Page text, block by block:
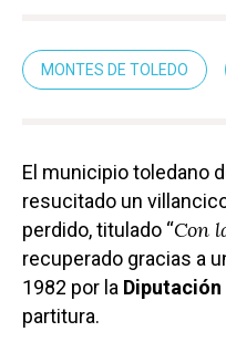
MONTES DE TOLEDO
El municipio toledano
resucitado un
perdido, titulado “Con
recuperado gracias a
1982 por la
partitura.